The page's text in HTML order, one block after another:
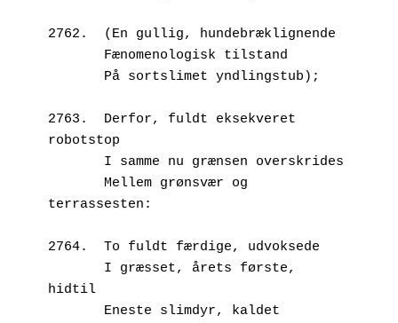
2762.  (En gullig, hundebræklignende
       Fænomenologisk tilstand
       På sortslimet yndlingstub);
2763.  Derfor, fuldt eksekveret
robotstop
       I samme nu grænsen overskrides
terrassesten:
2764.  To fuldt færdige, udvoksede
hidtil